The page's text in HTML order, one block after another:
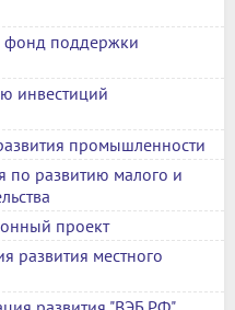
фонд поддержки
инвестиций
промышленности
по развитию малого и
проект
развития местного